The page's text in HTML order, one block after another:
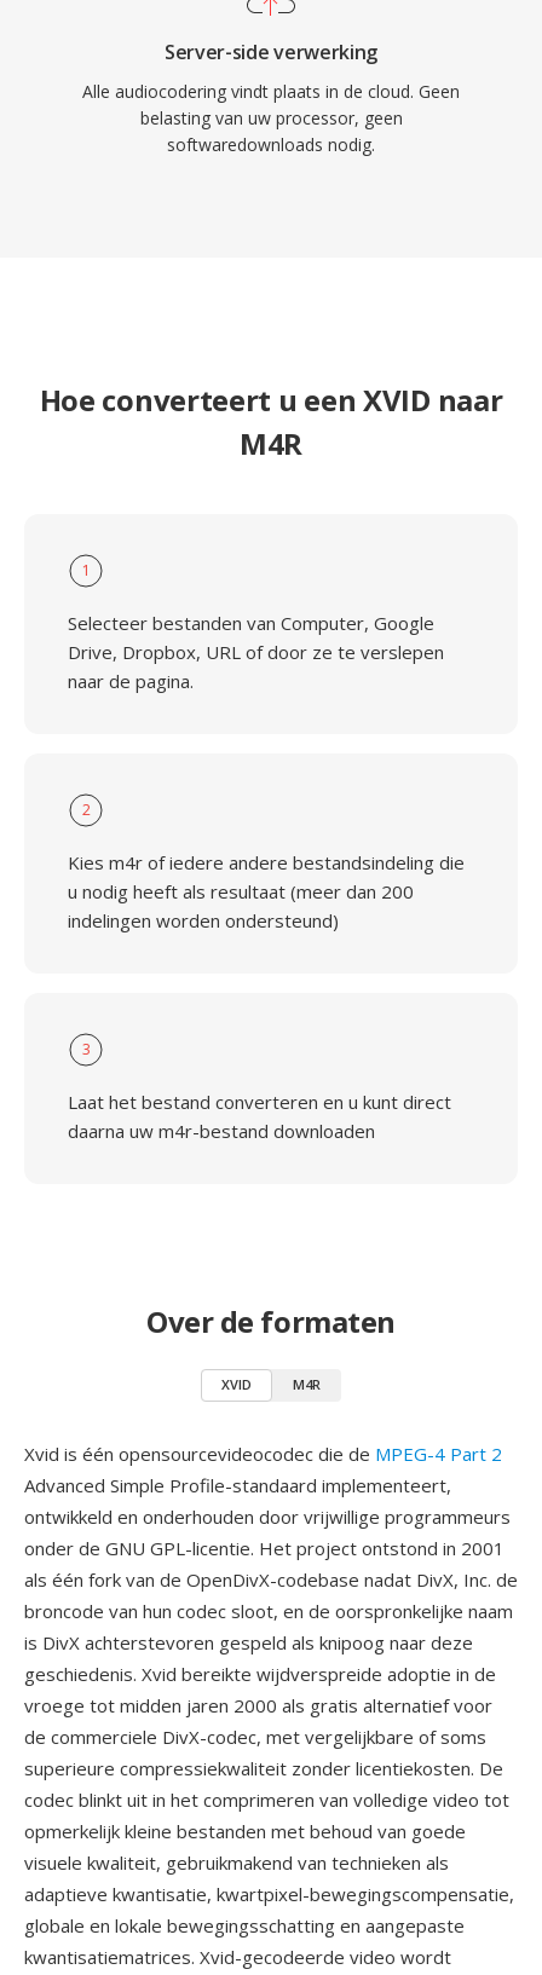
Server-side verwerking
Alle audiocodering vindt plaats in de cloud. Geen
belasting van uw processor, geen
softwaredownloads nodig.
Hoe converteert u een XVID naar
M4R
1
Selecteer bestanden van Computer, Google
Drive, Dropbox, URL of door ze te verslepen
naar de pagina.
2
Kies m4r of iedere andere bestandsindeling die
u nodig heeft als resultaat (meer dan 200
indelingen worden ondersteund)
3
Laat het bestand converteren en u kunt direct
daarna uw m4r-bestand downloaden
Over de formaten
XVID M4R
Xvid is één opensourcevideocodec die de MPEG-4 Part 2
Advanced Simple Profile-standaard implementeert,
ontwikkeld en onderhouden door vrijwillige programmeurs
onder de GNU GPL-licentie. Het project ontstond in 2001
als één fork van de OpenDivX-codebase nadat DivX, Inc. de
broncode van hun codec sloot, en de oorspronkelijke naam
is DivX achterstevoren gespeld als knipoog naar deze
geschiedenis. Xvid bereikte wijdverspreide adoptie in de
vroege tot midden jaren 2000 als gratis alternatief voor
de commerciele DivX-codec, met vergelijkbare of soms
superieure compressiekwaliteit zonder licentiekosten. De
codec blinkt uit in het comprimeren van volledige video tot
opmerkelijk kleine bestanden met behoud van goede
visuele kwaliteit, gebruikmakend van technieken als
adaptieve kwantisatie, kwartpixel-bewegingscompensatie,
globale en lokale bewegingsschatting en aangepaste
kwantisatiematrices. Xvid-gecodeerde video wordt